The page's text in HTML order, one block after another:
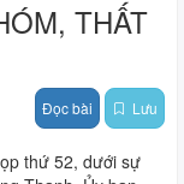
THẤT
Đọc bài Lưu
thứ 52, dưới sự